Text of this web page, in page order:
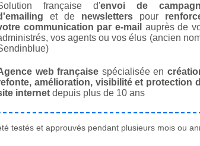
française d'envoi de
et de newsletterspour
communication par e-mail auprès de
vos agents ou vos élus (ancien
web française spécialisée en
amélioration, visibilité et protection
internet depuis plus de 10 ans
testés et approuvés pendant plusieurs mois ou